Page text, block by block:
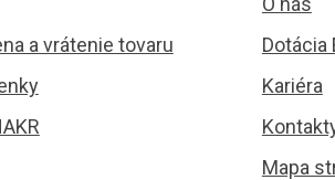
a vrátenie tovaru
Dotácia
Kariéra
Mapa